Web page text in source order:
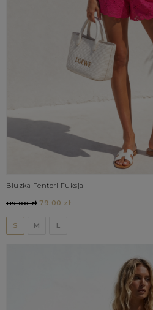
Bluzka Fentori Fuksja
119.00 zł79.00 zł
S M L